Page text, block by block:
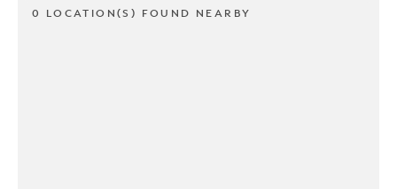
0 LOCATION(S) FOUND NEARBY